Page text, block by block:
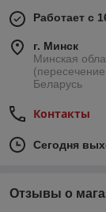
Работает с
г. Минск
Минская
Беларусь
Контакты
Сегодня
Отзывы о